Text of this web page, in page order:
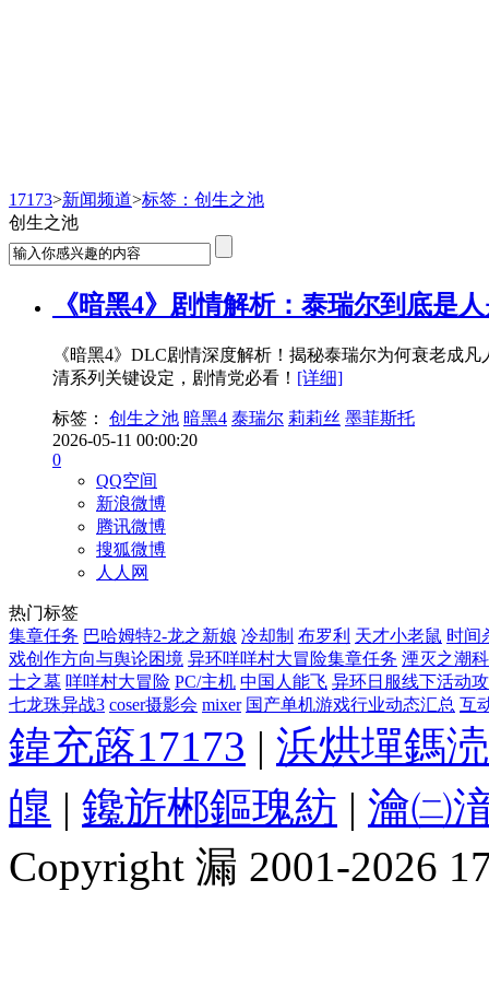
17173>新闻频道>标签：创生之池
创生之池
《暗黑4》剧情解析：泰瑞尔到底是
《暗黑4》DLC剧情深度解析！揭秘泰瑞尔为何衰老成
清系列关键设定，剧情党必看！ [详细]
标签： 创生之池 暗黑4 泰瑞尔 莉莉丝 墨菲斯托
2026-05-11 00:00:20
0
QQ空间
新浪微博
腾讯微博
搜狐微博
人人网
热门标签
集章任务 巴哈姆特2-龙之新娘 冷却制 布罗利 天才小老鼠 时间
戏创作方向与舆论困境 异环咩咩村大冒险集章任务 湮灭之潮
士之墓 咩咩村大冒险 PC/主机 中国人能飞 异环日服线下活动
七龙珠异战3 coser摄影会 mixer 国产单机游戏行业动态汇总 互
鍏充簬17173 | 浜烘墠鎷
皥 | 鑱旂郴鏂瑰紡 | 瀹㈡
Copyright 漏 2001-2026